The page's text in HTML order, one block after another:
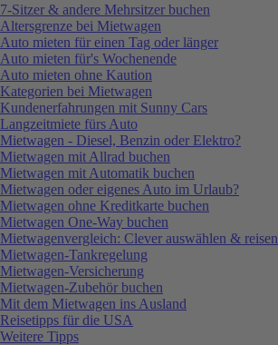
7-Sitzer & andere Mehrsitzer buchen
Altersgrenze bei Mietwagen
Auto mieten für einen Tag oder länger
Auto mieten für's Wochenende
Auto mieten ohne Kaution
Kategorien bei Mietwagen
Kundenerfahrungen mit Sunny Cars
Langzeitmiete fürs Auto
Mietwagen - Diesel, Benzin oder Elektro?
Mietwagen mit Allrad buchen
Mietwagen mit Automatik buchen
Mietwagen oder eigenes Auto im Urlaub?
Mietwagen ohne Kreditkarte buchen
Mietwagen One-Way buchen
Mietwagenvergleich: Clever auswählen & reisen
Mietwagen-Tankregelung
Mietwagen-Versicherung
Mietwagen-Zubehör buchen
Mit dem Mietwagen ins Ausland
Reisetipps für die USA
Weitere Tipps